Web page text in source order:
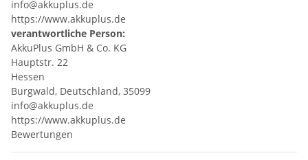
info@akkuplus.de
https://www.akkuplus.de
verantwortliche Person:
AkkuPlus GmbH & Co. KG
Hauptstr. 22
Hessen
Burgwald, Deutschland, 35099
info@akkuplus.de
https://www.akkuplus.de
Bewertungen